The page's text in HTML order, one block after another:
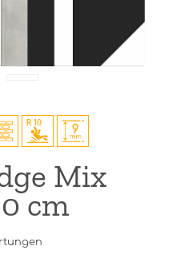
Mix
cm